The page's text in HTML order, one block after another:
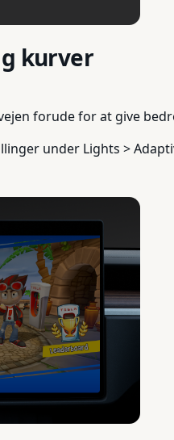
kurver
forude for at give
under Lights >